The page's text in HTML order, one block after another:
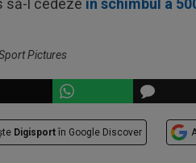
să-l cedezeîn schimbul a
Pictures
Digisport în Google Discover